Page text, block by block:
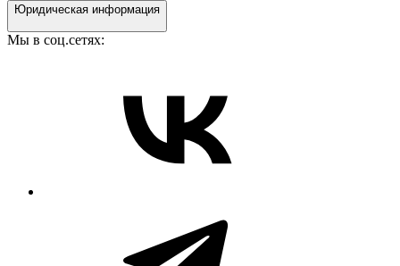
Юридическая информация
Мы в соц.сетях: